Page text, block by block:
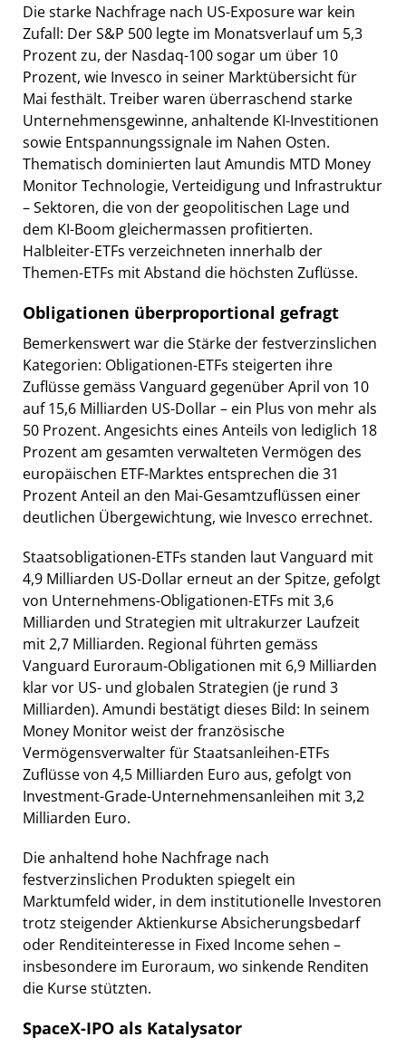
Die starke Nachfrage nach US-Exposure war kein
Zufall: Der S&P 500 legte im Monatsverlauf um 5,3
Prozent zu, der Nasdaq-100 sogar um über 10
Prozent, wie Invesco in seiner Marktübersicht für
Mai festhält. Treiber waren überraschend starke
Unternehmensgewinne, anhaltende KI-Investitionen
sowie Entspannungssignale im Nahen Osten.
Thematisch dominierten laut Amundis MTD Money
Monitor Technologie, Verteidigung und Infrastruktur
– Sektoren, die von der geopolitischen Lage und
dem KI-Boom gleichermassen profitierten.
Halbleiter-ETFs verzeichneten innerhalb der
Themen-ETFs mit Abstand die höchsten Zuflüsse.
Obligationen überproportional gefragt
Bemerkenswert war die Stärke der festverzinslichen
Kategorien: Obligationen-ETFs steigerten ihre
Zuflüsse gemäss Vanguard gegenüber April von 10
auf 15,6 Milliarden US-Dollar – ein Plus von mehr als
50 Prozent. Angesichts eines Anteils von lediglich 18
Prozent am gesamten verwalteten Vermögen des
europäischen ETF-Marktes entsprechen die 31
Prozent Anteil an den Mai-Gesamtzuflüssen einer
deutlichen Übergewichtung, wie Invesco errechnet.
Staatsobligationen-ETFs standen laut Vanguard mit
4,9 Milliarden US-Dollar erneut an der Spitze, gefolgt
von Unternehmens-Obligationen-ETFs mit 3,6
Milliarden und Strategien mit ultrakurzer Laufzeit
mit 2,7 Milliarden. Regional führten gemäss
Vanguard Euroraum-Obligationen mit 6,9 Milliarden
klar vor US- und globalen Strategien (je rund 3
Milliarden). Amundi bestätigt dieses Bild: In seinem
Money Monitor weist der französische
Vermögensverwalter für Staatsanleihen-ETFs
Zuflüsse von 4,5 Milliarden Euro aus, gefolgt von
Investment-Grade-Unternehmensanleihen mit 3,2
Milliarden Euro.
Die anhaltend hohe Nachfrage nach
festverzinslichen Produkten spiegelt ein
Marktumfeld wider, in dem institutionelle Investoren
trotz steigender Aktienkurse Absicherungsbedarf
oder Renditeinteresse in Fixed Income sehen –
insbesondere im Euroraum, wo sinkende Renditen
die Kurse stützten.
SpaceX-IPO als Katalysator